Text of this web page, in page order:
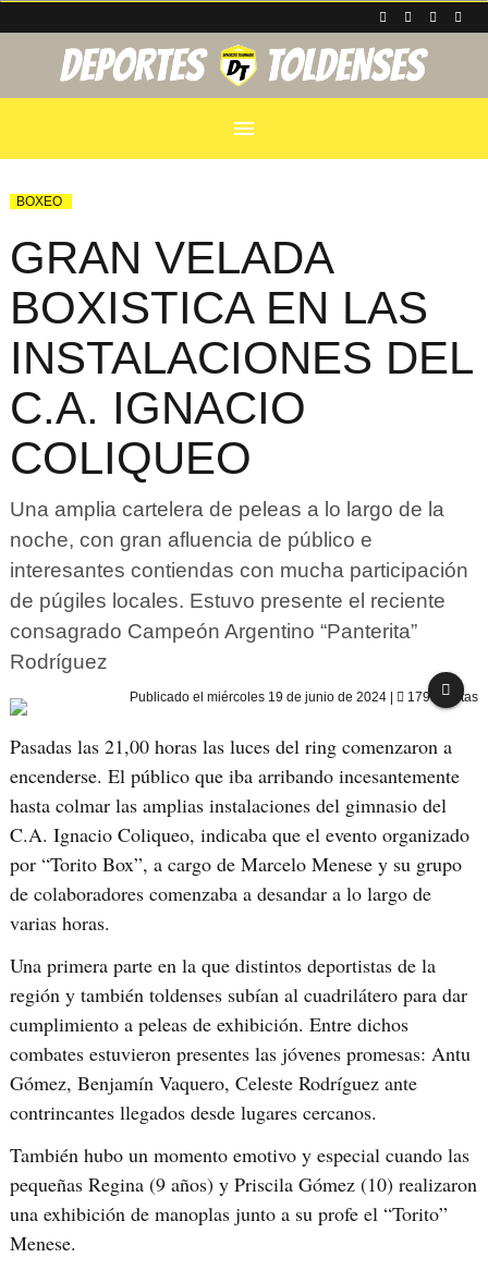
menu
BOXEO
GRAN VELADA
BOXISTICA EN LAS
INSTALACIONES DEL
C.A. IGNACIO
COLIQUEO
Una amplia cartelera de peleas a lo largo de la
noche, con gran afluencia de público e
interesantes contiendas con mucha participación
de púgiles locales. Estuvo presente el reciente
consagrado Campeón Argentino “Panterita”
Rodríguez
Publicado el miércoles 19 de junio de 2024 1791 visitas
Pasadas las 21,00 horas las luces del ring comenzaron a
encenderse. El público que iba arribando incesantemente
hasta colmar las amplias instalaciones del gimnasio del
C.A. Ignacio Coliqueo, indicaba que el evento organizado
por “Torito Box”, a cargo de Marcelo Menese y su grupo
de colaboradores comenzaba a desandar a lo largo de
varias horas.
Una primera parte en la que distintos deportistas de la
región y también toldenses subían al cuadrilátero para dar
cumplimiento a peleas de exhibición. Entre dichos
combates estuvieron presentes las jóvenes promesas: Antu
Gómez, Benjamín Vaquero, Celeste Rodríguez ante
contrincantes llegados desde lugares cercanos.
También hubo un momento emotivo y especial cuando las
pequeñas Regina (9 años) y Priscila Gómez (10) realizaron
una exhibición de manoplas junto a su profe el “Torito”
Menese.